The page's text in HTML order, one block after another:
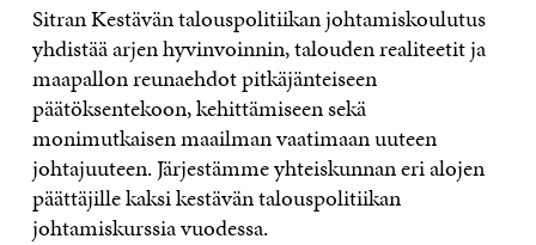
Sitran Kestävän talouspolitiikan johtamiskoulutus
yhdistää arjen hyvinvoinnin, talouden realiteetit ja
maapallon reunaehdot pitkäjänteiseen
päätöksentekoon, kehittämiseen sekä
monimutkaisen maailman vaatimaan uuteen
johtajuuteen. Järjestämme yhteiskunnan eri alojen
päättäjille kaksi kestävän talouspolitiikan
johtamiskurssia vuodessa.